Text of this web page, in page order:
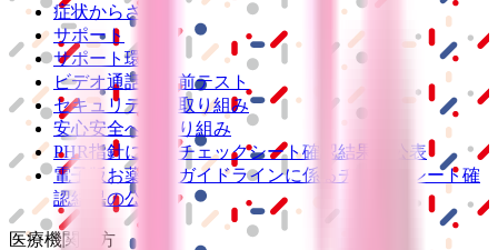
症状からさがす
サポート
サポート環境
ビデオ通話の事前テスト
セキュリティの取り組み
安心安全への取り組み
PHR指針に係るチェックシート確認結果の公表
電子版お薬手帳ガイドラインに係るチェックシート確
認結果の公表
医療機関の方